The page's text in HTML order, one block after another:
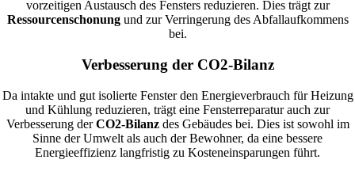
vorzeitigen Austausch des Fensters reduzieren. Dies trägt zur
Ressourcenschonungund zur Verringerung des Abfallaufkommens
bei.
Verbesserung der CO2-Bilanz
Da intakte und gut isolierte Fenster den Energieverbrauch für Heizung
und Kühlung reduzieren, trägt eine Fensterreparatur auch zur
Verbesserung derCO2-Bilanzdes Gebäudes bei. Dies ist sowohl im
Sinne der Umwelt als auch der Bewohner, da eine bessere
Energieeffizienz langfristig zu Kosteneinsparungen führt.